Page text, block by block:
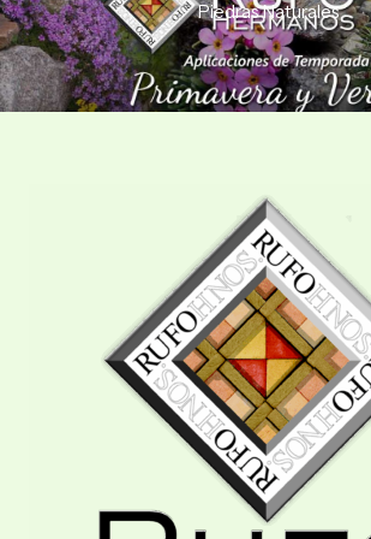
Piedras Naturales